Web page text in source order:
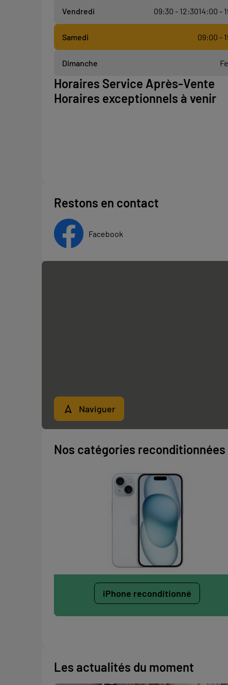
Vendredi 09:30 - 12:3014:00 -
Samedi 09:00 -
Dimanche
Horaires Service Après-Vente
Horaires exceptionnels à venir
Restons en contact
Facebook
Naviguer
Nos catégories reconditionnées
iPhone reconditionné
Les actualités du moment